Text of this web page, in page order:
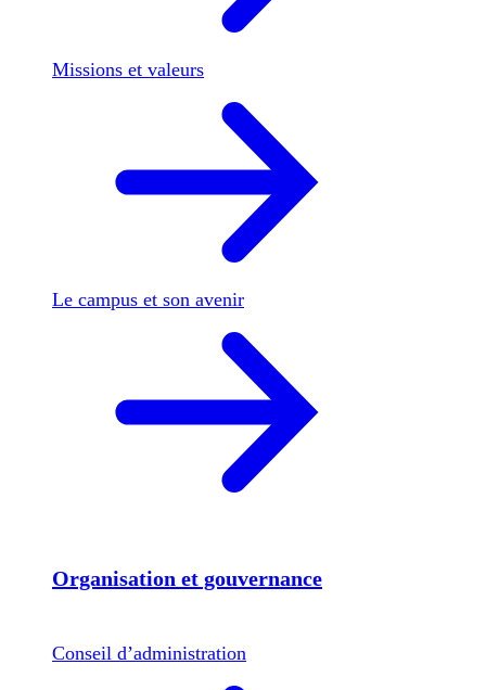
Missions et valeurs
Le campus et son avenir
Organisation et gouvernance
Conseil d’administration